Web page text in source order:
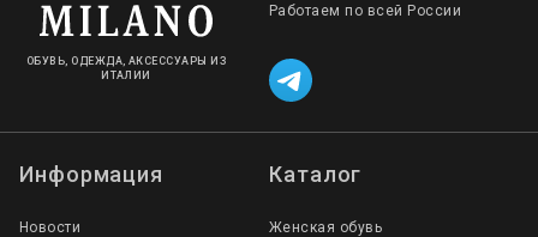
ОБУВЬ, ОДЕЖДА, АКСЕССУАРЫ ИЗ
ИТАЛИИ
Работаем по всей России
Информация
Новости
Каталог
Женская обувь